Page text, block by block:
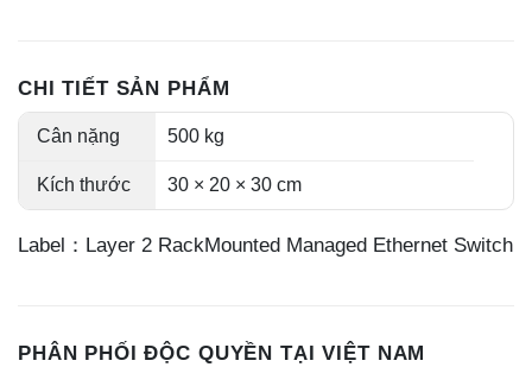
CHI TIẾT SẢN PHẨM
Cân nặng 500 kg
Kích thước 30 × 20 × 30 cm
Label：Layer 2 RackMounted Managed Ethernet Switch
PHÂN PHỐI ĐỘC QUYỀN TẠI VIỆT NAM